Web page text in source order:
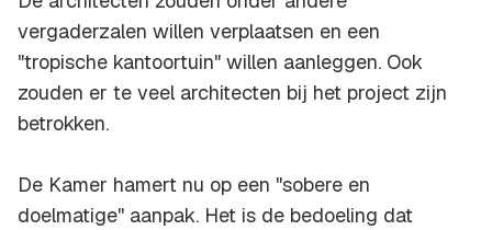
vergaderzalen willen verplaatsen en een
"tropische kantoortuin" willen aanleggen. Ook
zouden er te veel architecten bij het project zijn
betrokken.
De Kamer hamert nu op een "sobere en
doelmatige'' aanpak. Het is de bedoeling dat